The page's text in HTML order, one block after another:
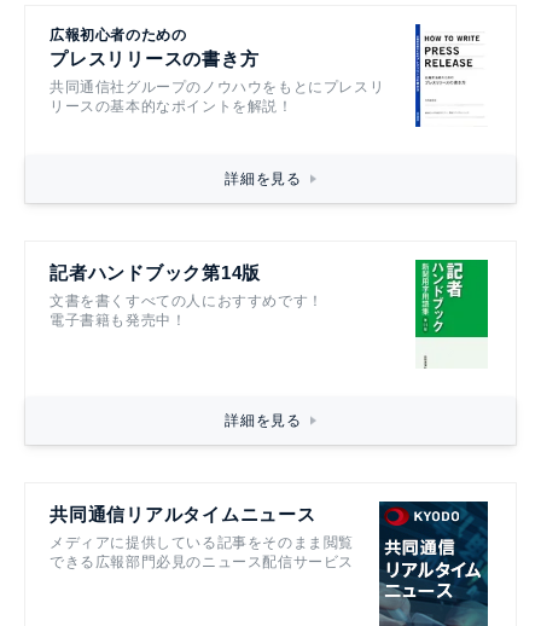
広報初心者のための
プレスリリースの書き方
共同通信社グループのノウハウをもとにプレスリ
リースの基本的なポイントを解説！
詳細を見る
記者ハンドブック第14版
文書を書くすべての人におすすめです！
電子書籍も発売中！
詳細を見る
共同通信リアルタイムニュース
メディアに提供している記事をそのまま閲覧
できる広報部門必見のニュース配信サービス